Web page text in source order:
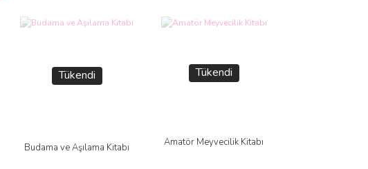
Tükendi
Budama ve Aşılama Kitabı
Tükendi
Amatör Meyvecilik Kitabı